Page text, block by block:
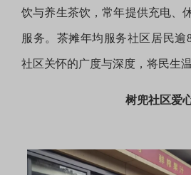
饮与养生茶饮，常年提供充电、
服务。茶摊年均服务社区居民逾
社区关怀的广度与深度，将民生
树兜社区爱